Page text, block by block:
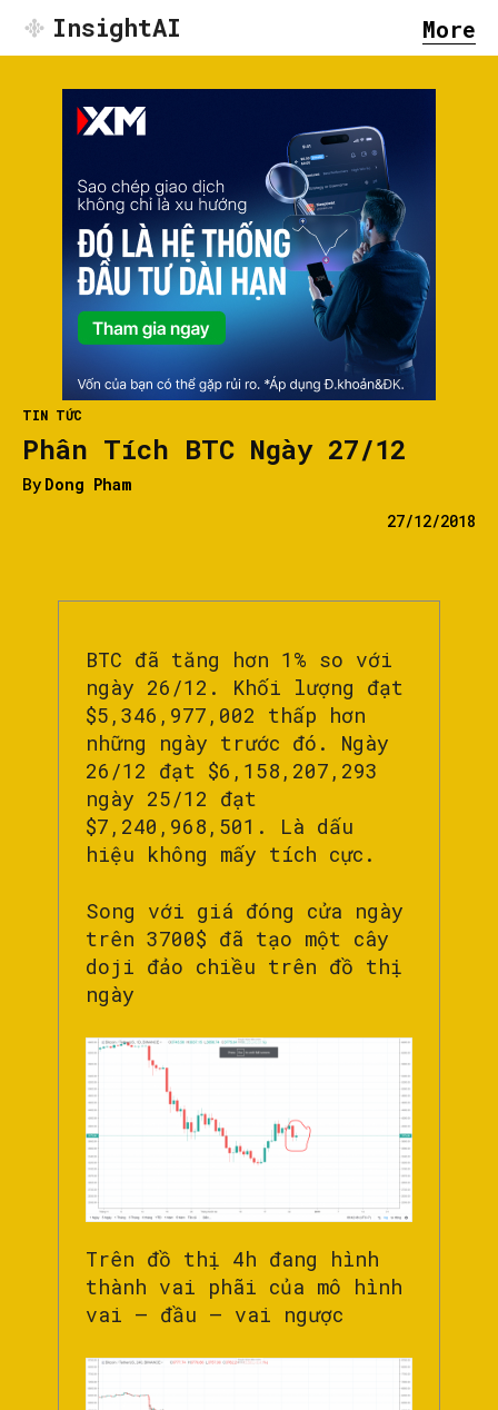
InsightAI More
TIN TỨC
Phân Tích BTC Ngày 27/12
By Dong Pham
27/12/2018
BTC đã tăng hơn 1% so với
ngày 26/12. Khối lượng đạt
$5,346,977,002 thấp hơn
những ngày trước đó. Ngày
26/12 đạt $6,158,207,293
ngày 25/12 đạt
$7,240,968,501. Là dấu
hiệu không mấy tích cực.
Song với giá đóng cửa ngày
trên 3700$ đã tạo một cây
doji đảo chiều trên đồ thị
ngày
Trên đồ thị 4h đang hình
thành vai phãi của mô hình
vai – đầu – vai ngược